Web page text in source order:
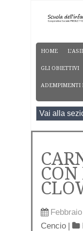
HOME
GLI OBIETTIVI
ADEMPIMENTI
Cencio |